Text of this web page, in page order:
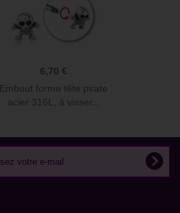
6,70 €
Embout forme tête pirate
acier 316L, à visser...